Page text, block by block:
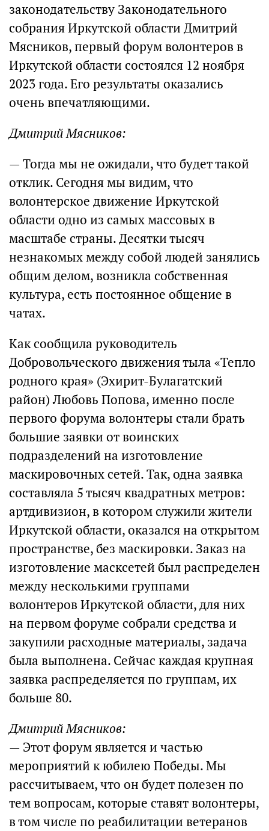
законодательству Законодательного
собрания Иркутской области Дмитрий
Мясников, первый форум волонтеров в
Иркутской области состоялся 12 ноября
2023 года. Его результаты оказались
очень впечатляющими.
Дмитрий Мясников:
— Тогда мы не ожидали, что будет такой
отклик. Сегодня мы видим, что
волонтерское движение Иркутской
области одно из самых массовых в
масштабе страны. Десятки тысяч
незнакомых между собой людей занялись
общим делом, возникла собственная
культура, есть постоянное общение в
чатах.
Как сообщила руководитель
Добровольческого движения тыла «Тепло
родного края» (Эхирит-Булагатский
район) Любовь Попова, именно после
первого форума волонтеры стали брать
большие заявки от воинских
подразделений на изготовление
маскировочных сетей. Так, одна заявка
составляла 5 тысяч квадратных метров:
артдивизион, в котором служили жители
Иркутской области, оказался на открытом
пространстве, без маскировки. Заказ на
изготовление масксетей был распределен
между несколькими группами
волонтеров Иркутской области, для них
на первом форуме собрали средства и
закупили расходные материалы, задача
была выполнена. Сейчас каждая крупная
заявка распределяется по группам, их
больше 80.
Дмитрий Мясников:
— Этот форум является и частью
мероприятий к юбилею Победы. Мы
рассчитываем, что он будет полезен по
тем вопросам, которые ставят волонтеры,
в том числе по реабилитации ветеранов